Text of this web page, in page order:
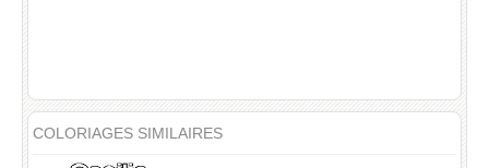
COLORIAGES SIMILAIRES